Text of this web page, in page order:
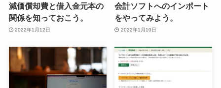
減価償却費と借入金元本の
関係を知っておこう。
2022年1月12日
会計ソフトへのインポート
をやってみよう。
2022年1月10日